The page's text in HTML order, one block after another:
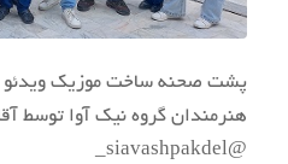
پشت صحنه ساخت موزیک ویدئو
هنرمندان گروه نیک آوا توسط
@siavashpakdel_